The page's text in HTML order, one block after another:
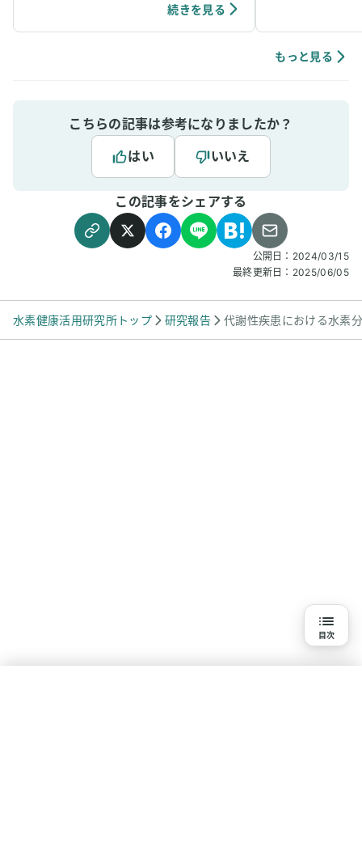
体の軽さ」と「関節のスムーズな動き」でし
末糖化産物）の排出を目的にカルノシンとNMN
のサプリメントを併用しています。すると、定
期的に測定していた血糖値とヘモグロビンA1c
信しています。おまけのような変化かもしれま
せんが、髪の毛のハリや濃さも、明らかに変わ
りはじめました。年齢とともにあきらめていた
部分にも、可能性を感じています。水素吸入
は、単なる“リラックス”では終わらない。体の
ア”の時間だと実感しています。
続きを見る
改善のおかげか、
もっと見る
こちらの記事は参考になりましたか？
はい
いいえ
この記事をシェアする
公開日： 2024/03/15
最終更新日： 2025/06/05
水素健康活用研究所トップ 研究報告 代謝性疾患における水素
目次